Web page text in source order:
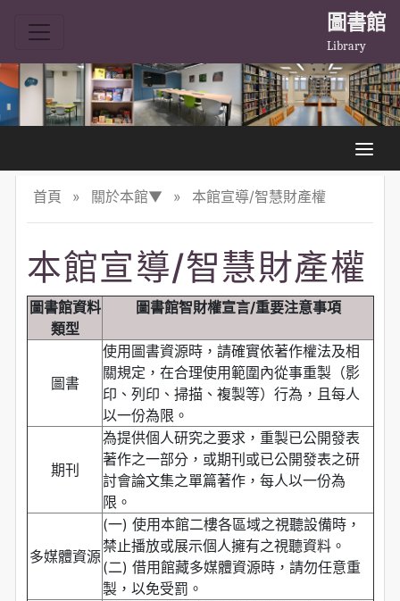
圖書館
Library
首頁 » 關於本館▼ » 本館宣導/智慧財產權
本館宣導/智慧財產權
圖書館資料
類型
圖書館智財權宣言/重要注意事項
圖書
使用圖書資源時，請確實依著作權法及相
關規定，在合理使用範圍內從事重製（影
印、列印、掃描、複製等）行為，且每人
以一份為限。
期刊
為提供個人研究之要求，重製已公開發表
著作之一部分，或期刊或已公開發表之研
討會論文集之單篇著作，每人以一份為
限。
多媒體資源
(一) 使用本館二樓各區域之視聽設備時，
禁止播放或展示個人擁有之視聽資料。
(二) 借用館藏多媒體資源時，請勿任意重
製，以免受罰。